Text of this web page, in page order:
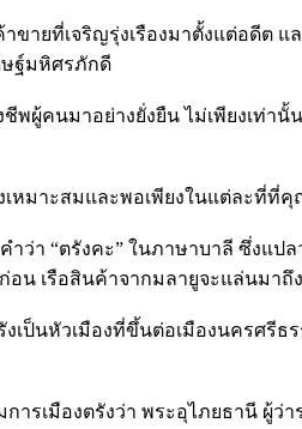
ายที่เจริญรุ่งเรืองมาตั้งแต่อดีต แล
ษฐ์มหิศรภักดี
พผู้คนมาอย่างยั่งยืน ไม่เพียงเท่า
เหมาะสมและพอเพียงในแต่ละที่ที่คุ
ว่า “ตรังคะ” ในภาษาบาลี ซึ่งแป
อน เรือสินค้าจากมลายูจะแล่นมาถึ
เป็นหัวเมืองที่ขึ้นต่อเมืองนครศรีธ
รเมืองตรังว่า พระอุไภยธานี ผู้ว่า